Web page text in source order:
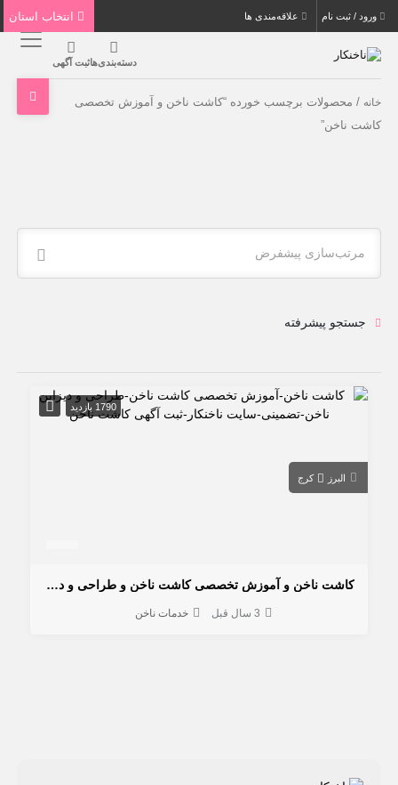
ورود / ثبت نام علاقه‌مندی ها
دسته‌بندی‌هاثبت آگهی
خانه / محصولات برچسب خورده “کاشت ناخن و آموزش تخصصی
کاشت ناخن”
مرتب‌سازی پیشفرض
جستجو پیشرفته
1790 بازدید
البرز کرج
کاشت ناخن و آموزش تخصصی کاشت ناخن و طراحی و دیزاین ناخن تضمینی
3 سال قبل خدمات ناخن